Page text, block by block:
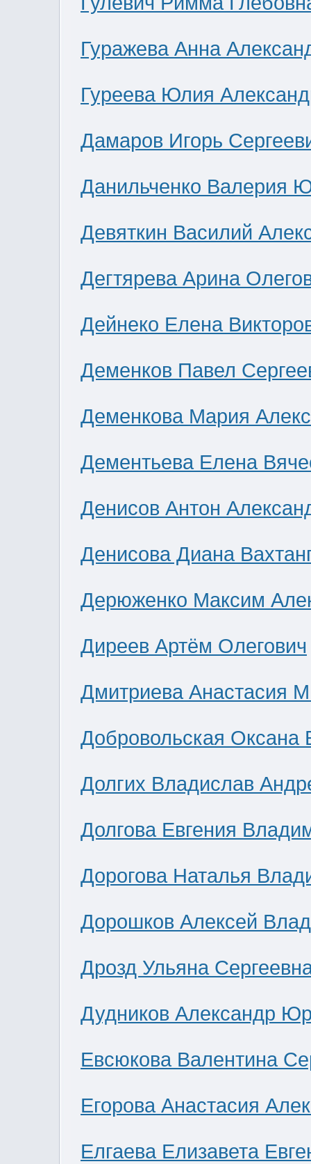
Гуражева Анна
Гуреева Юлия
Дамаров Игорь
Данильченко Валерия
Девяткин Василий
Дегтярева Арина
Дейнеко Елена
Деменков Павел
Деменкова Мария
Дементьева Елена
Денисов Антон
Денисова Диана
Дерюженко Максим
Диреев Артём Олегович
Дмитриева Анастасия
Добровольская Оксана
Долгих Владислав
Долгова Евгения
Дорогова Наталья
Дорошков Алексей
Дрозд Ульяна
Дудников Александр
Евсюкова Валентина
Егорова Анастасия
Елгаева Елизавета